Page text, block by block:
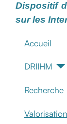
Dispositif
sur les
Accueil
DRIIHM
Recherche
Valorisation